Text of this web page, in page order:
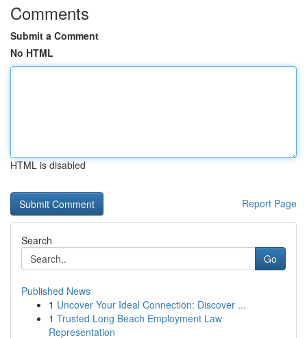
Comments
Submit a Comment
No HTML
HTML is disabled
Report Page
Search
Go
Published News
1 Uncover Your Ideal Connection: Discover ...
1 Trusted Long Beach Employment Law
Representation